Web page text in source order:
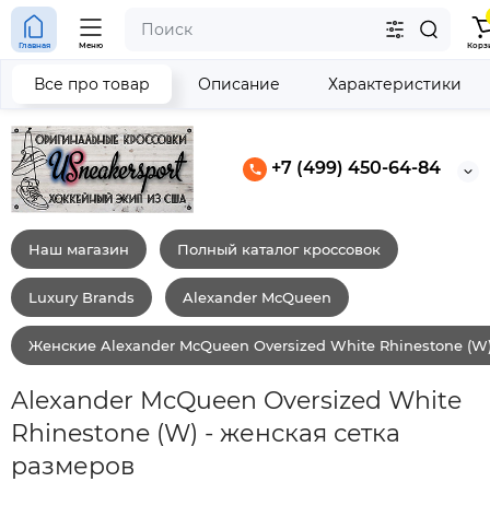
+7 (499) 450-64-84
Главная Меню
Наш магазин Полный каталог кроссовок
Luxury Brands Alexander McQueen
Женские Alexander McQueen Oversized White Rhinestone
Alexander McQueen Oversized White
Rhinestone (W) - женская сетка
размеров
Все про товар Описание Характеристики